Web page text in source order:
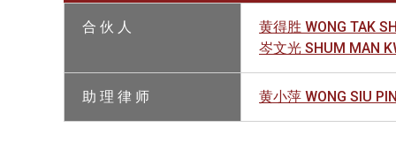
合 伙 人
黄得胜 WONG TAK
岑文光 SHUM MAN
助 理 律 师 黄小萍 WONG SIU